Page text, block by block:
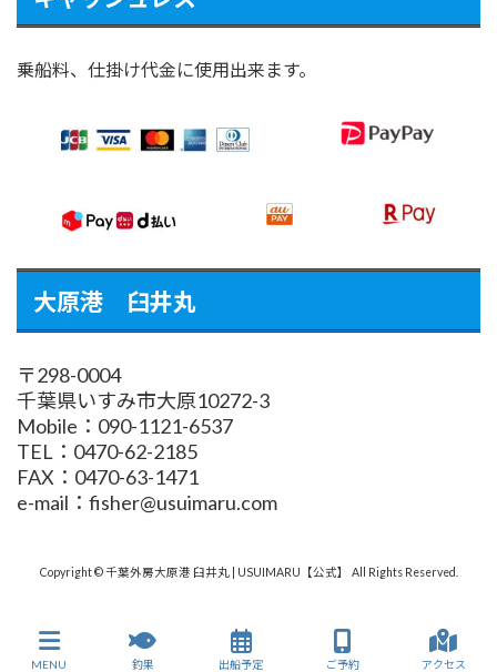
乗船料、仕掛け代金に使用出来ます。
大原港 臼井丸
〒298-0004
千葉県いすみ市大原10272-3
Mobile：090-1121-6537
TEL：0470-62-2185
FAX：0470-63-1471
e-mail：fisher@usuimaru.com
Copyright © 千葉外房大原港 臼井丸 | USUIMARU【公式】 All Rights Reserved.
MENU 釣果 出船予定 ご予約 アクセス